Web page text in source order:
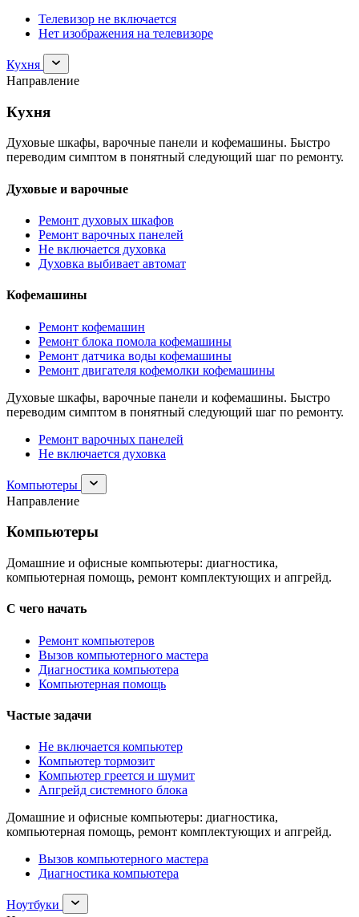
Телевизор не включается
Нет изображения на телевизоре
Кухня
Раскрыть
раздел
Кухня
Направление
Кухня
Духовые шкафы, варочные панели и кофемашины. Быстро
переводим симптом в понятный следующий шаг по ремонту.
Духовые и варочные
Ремонт духовых шкафов
Ремонт варочных панелей
Не включается духовка
Духовка выбивает автомат
Кофемашины
Ремонт кофемашин
Ремонт блока помола кофемашины
Ремонт датчика воды кофемашины
Ремонт двигателя кофемолки кофемашины
Духовые шкафы, варочные панели и кофемашины. Быстро
переводим симптом в понятный следующий шаг по ремонту.
Ремонт варочных панелей
Не включается духовка
Компьютеры
Раскрыть
раздел
Направление
Компьютеры
Домашние и офисные компьютеры: диагностика,
компьютерная помощь, ремонт комплектующих и апгрейд.
С чего начать
Ремонт компьютеров
Вызов компьютерного мастера
Диагностика компьютера
Компьютерная помощь
Частые задачи
Не включается компьютер
Компьютер тормозит
Компьютер греется и шумит
Апгрейд системного блока
Домашние и офисные компьютеры: диагностика,
компьютерная помощь, ремонт комплектующих и апгрейд.
Вызов компьютерного мастера
Диагностика компьютера
Ноутбуки
Раскрыть
раздел